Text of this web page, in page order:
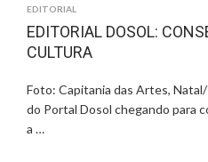
EDITORIAL
EDITORIAL DOSOL:
CULTURA
Foto: Capitania das Artes,
do Portal Dosol chegando para
a …